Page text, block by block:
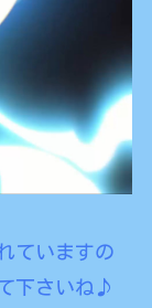
ていますの
下さいね♪